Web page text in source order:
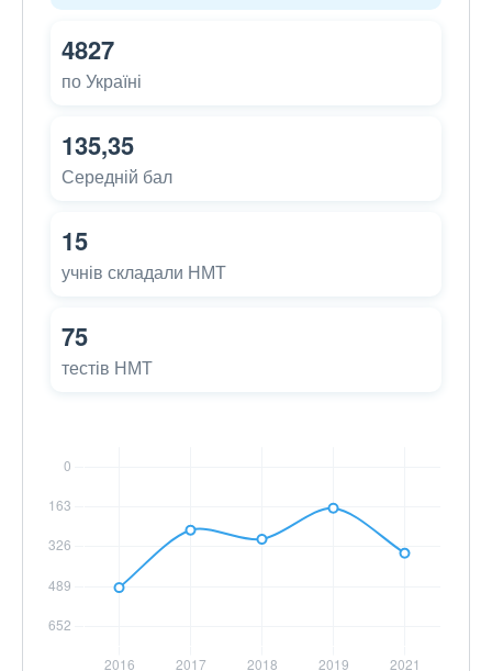
4827
по Україні
135,35
Середній бал
15
учнів складали НМТ
75
тестів НМТ